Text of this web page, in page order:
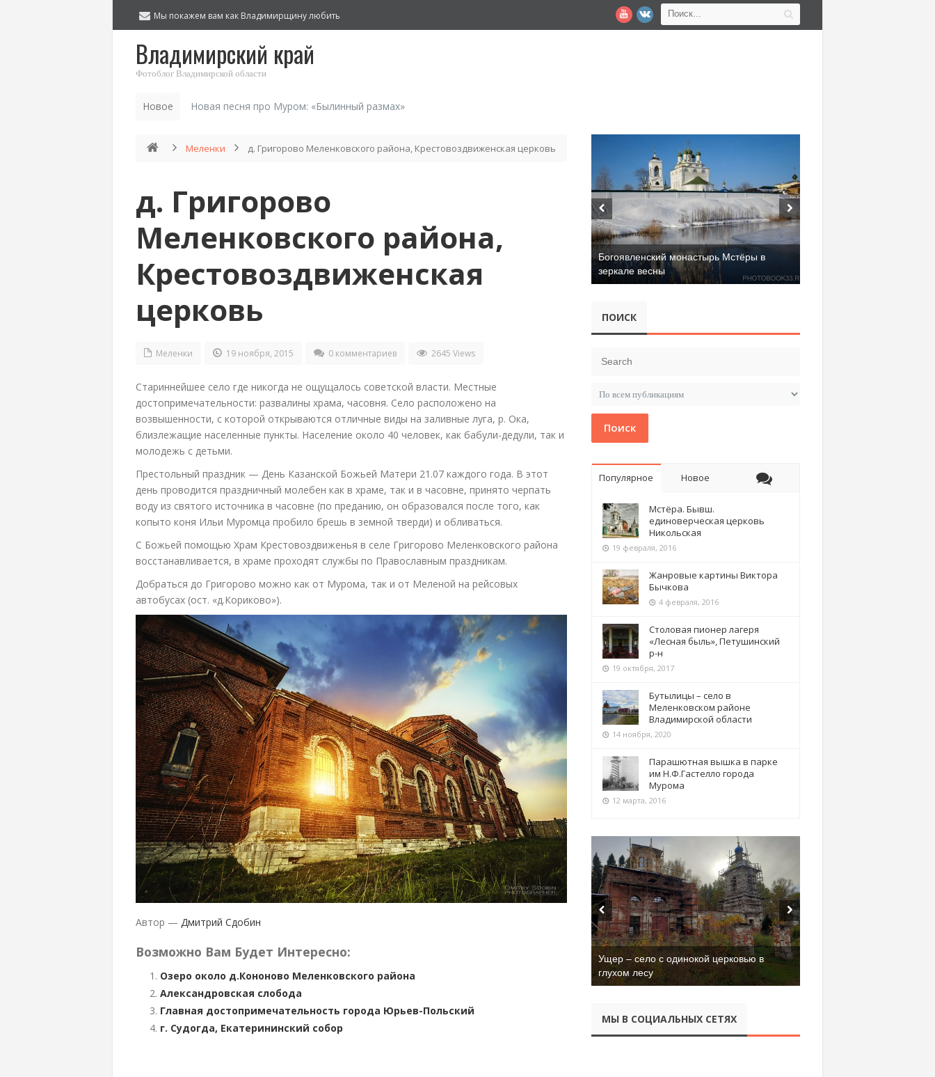
Мы покажем вам как Владимирщину любить
Владимирский край
Фотоблог Владимирской области
Новое Новая песня про Муром: «Былинный размах»
Меленки д. Григорово Меленковского района, Крестовоздвиженская церковь
д. Григорово
Меленковского района,
Крестовоздвиженская
церковь
Меленки 19 ноября, 2015 0 комментариев 2645 Views
Стариннейшее село где никогда не ощущалось советской власти. Местные
достопримечательности: развалины храма, часовня. Село расположено на
возвышенности, с которой открываются отличные виды на заливные луга, р. Ока,
близлежащие населенные пункты. Население около 40 человек, как бабули-дедули, так и
молодежь с детьми.
Престольный праздник — День Казанской Божьей Матери 21.07 каждого года. В этот
день проводится праздничный молебен как в храме, так и в часовне, принято черпать
воду из святого источника в часовне (по преданию, он образовался после того, как
копыто коня Ильи Муромца пробило брешь в земной тверди) и обливаться.
С Божьей помощью Храм Крестовоздвиженья в селе Григорово Меленковского района
восстанавливается, в храме проходят службы по Православным праздникам.
Добраться до Григорово можно как от Мурома, так и от Меленой на рейсовых
автобусах (ост. «д.Кориково»).
Автор — Дмитрий Сдобин
Возможно Вам Будет Интересно:
Озеро около д.Кононово Меленковского района
Александровская слобода
Главная достопримечательность города Юрьев-Польский
г. Судогда, Екатерининский собор
Богоявленский монастырь Мстёры в
зеркале весны
ПОИСК
Поиск
Популярное Новое
Мстёра. Бывш.
единоверческая церковь
Никольская
19 февраля, 2016
Жанровые картины Виктора
Бычкова
4 февраля, 2016
Столовая пионер лагеря
«Лесная быль», Петушинский
р-н
19 октября, 2017
Бутылицы – село в
Меленковском районе
Владимирской области
14 ноября, 2020
Парашютная вышка в парке
им Н.Ф.Гастелло города
Мурома
12 марта, 2016
Ущер – село с одинокой церковью в
глухом лесу
МЫ В СОЦИАЛЬНЫХ СЕТЯХ